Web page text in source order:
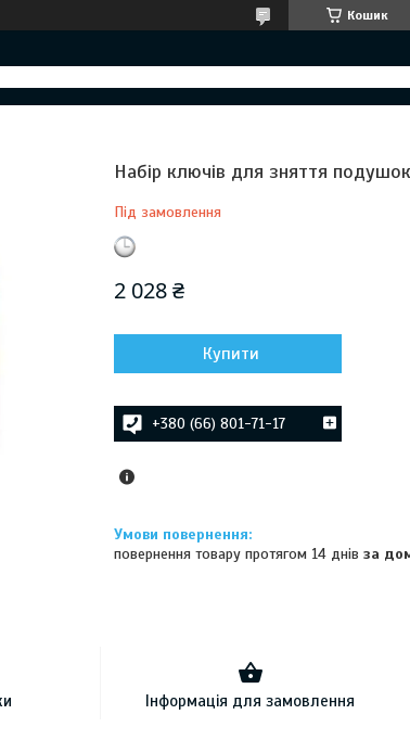
Кошик
Набір ключів для зняття
Під замовлення
2 028 ₴
Купити
+380 (66) 801-71-17
повернення товару протягом 14 днівза
Інформація для замовлення